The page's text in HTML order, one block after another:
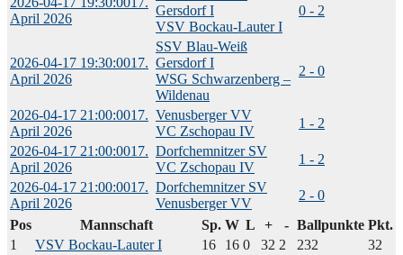
April 2026
Gersdorf I
VSV Bockau-Lauter I
0 - 2
2026-04-17 19:30:0017.
April 2026
SSV Blau-Weiß
Gersdorf I
WSG Schwarzenberg –
Wildenau
2 - 0
2026-04-17 21:00:0017.
April 2026
Venusberger VV
VC Zschopau IV
1 - 2
2026-04-17 21:00:0017.
April 2026
Dorfchemnitzer SV
VC Zschopau IV
1 - 2
2026-04-17 21:00:0017.
April 2026
Dorfchemnitzer SV
Venusberger VV
2 - 0
Pos
Mannschaft Sp. W L + - Ballpunkte Pkt.
1
VSV Bockau-Lauter I 16 16 0 32 2 232
32